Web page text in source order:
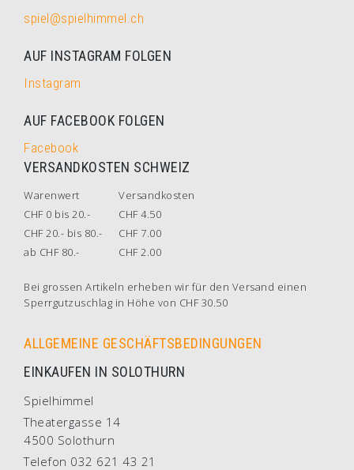
spiel@spielhimmel.ch
AUF INSTAGRAM FOLGEN
Instagram
AUF FACEBOOK FOLGEN
Facebook
VERSANDKOSTEN SCHWEIZ
Warenwert
Versandkosten
CHF 0 bis 20.-
CHF 4.50
CHF 20.- bis 80.-
CHF 7.00
ab CHF 80.-
CHF 2.00
Bei grossen Artikeln erheben wir für den Versand einen
Sperrgutzuschlag in Höhe von CHF 30.50
ALLGEMEINE GESCHÄFTSBEDINGUNGEN
EINKAUFEN IN SOLOTHURN
Spielhimmel
Theatergasse 14
4500 Solothurn
Telefon 032 621 43 21